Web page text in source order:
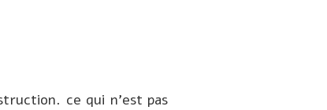
ce qui n’est pas